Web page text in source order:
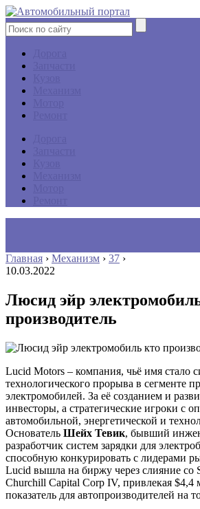
Главная › Механизм › 37 ›
10.03.2022
Люсид эйр
производитель
Lucid Motors – компания, чьё имя стало
технологического прорыва в сегменте
электромобилей. За её созданием и
инвесторы, а стратегические игроки с
автомобильной, энергетической и
Основатель Шейх Тевик, бывший
разработчик систем зарядки для
способную конкурировать с лидерами
Lucid вышла на биржу через слияние со
Churchill Capital Corp IV, привлекая $4,4
показатель для автопроизводителей на